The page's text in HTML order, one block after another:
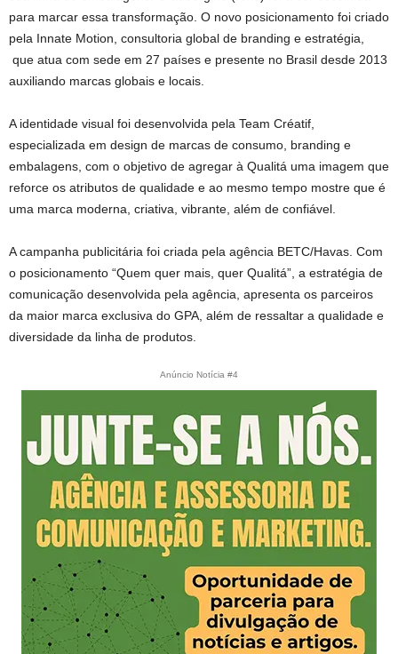
para marcar essa transformação. O novo posicionamento foi criado
pela Innate Motion, consultoria global de branding e estratégia,
que atua com sede em 27 países e presente no Brasil desde 2013
auxiliando marcas globais e locais.
A identidade visual foi desenvolvida pela Team Créatif,
especializada em design de marcas de consumo, branding e
embalagens, com o objetivo de agregar à Qualitá uma imagem que
reforce os atributos de qualidade e ao mesmo tempo mostre que é
uma marca moderna, criativa, vibrante, além de confiável.
A campanha publicitária foi criada pela agência BETC/Havas. Com
o posicionamento “Quem quer mais, quer Qualitá”, a estratégia de
comunicação desenvolvida pela agência, apresenta os parceiros
da maior marca exclusiva do GPA, além de ressaltar a qualidade e
diversidade da linha de produtos.
Anúncio Notícia #4